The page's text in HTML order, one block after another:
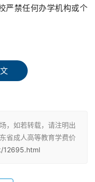
严禁任何办学机构或个
元左右/年，具体的
费通常为2000元-2800
自学考试、普通高考术
人高考的收费在全国来
，如若转载，请注明出
省成人高等教育学费价
12695.html